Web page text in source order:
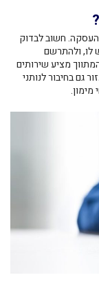
העסקה. חשוב לבדוק
לו, ולהתרשם
מציע שירותים
גם בחיבור לנותני
מימון.